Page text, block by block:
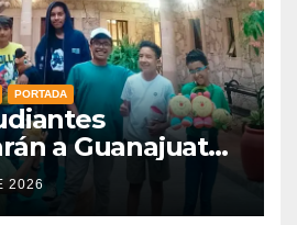
PORTADA
a Guanajuato
Mexicana de
2026
2026